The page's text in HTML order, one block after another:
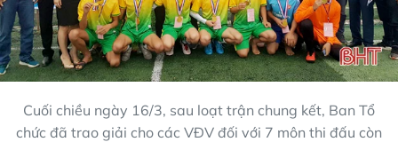
Cuối chiều ngày 16/3, sau loạt trận chung kết, Ban Tổ
chức đã trao giải cho các VĐV đối với 7 môn thi đấu còn